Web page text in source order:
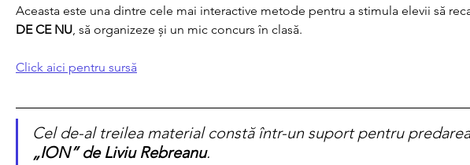
Aceasta este una dintre cele mai interactive metode pentru a stimula elevii să
DE CE NU, să organizeze și un mic concurs în clasă.
Click aici pentru sursă
Cel de-al treilea material constă într-un suport pentru
„ION” de Liviu Rebreanu.